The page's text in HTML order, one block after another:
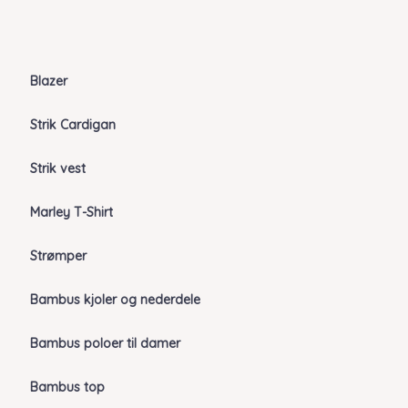
Blazer
Strik Cardigan
Strik vest
Marley T-Shirt
Strømper
Bambus kjoler og nederdele
Bambus poloer til damer
Bambus top